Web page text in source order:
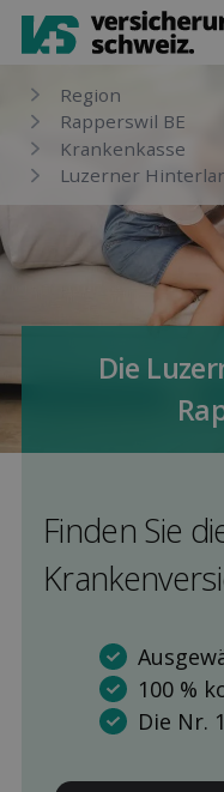
Region
Rapperswil BE
Kranken­kasse
Luzerner
Die
Finden Sie
100 %
Die Nr.